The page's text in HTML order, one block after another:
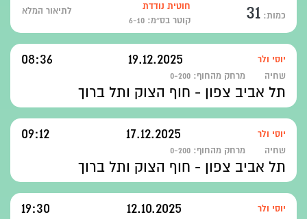
כמות: 31
חוטית נודדת
קוטר בס״מ: 6-10
לתיאור המלא
יוסי ולר 19.12.2025
08:36
שחיה מרחק מהחוף: 0-200
תל אביב צפון - חוף הצוק ותל ברוך
יוסי ולר 17.12.2025
09:12
שחיה מרחק מהחוף: 0-200
תל אביב צפון - חוף הצוק ותל ברוך
יוסי ולר 12.10.2025
19:30